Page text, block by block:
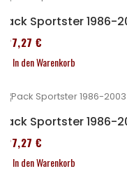
Pack Sportster 1986-
227,27 €
In den Warenkorb
Pack Sportster 1986-
227,27 €
In den Warenkorb